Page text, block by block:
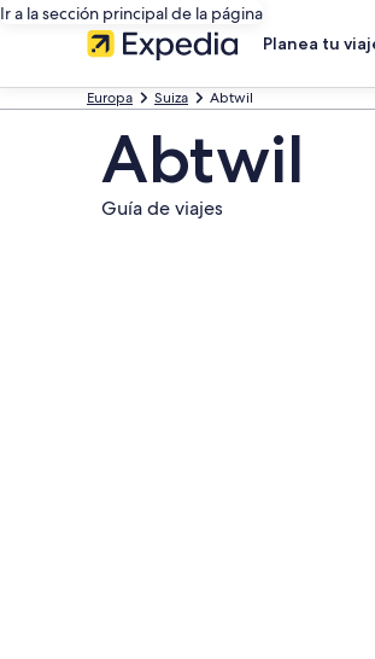
Ir a la sección principal de la página
Planea tu
Europa Suiza Abtwil
Abtwil
Guía de viajes